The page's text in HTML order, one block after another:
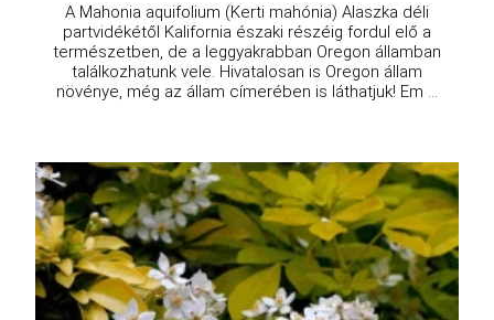
A Mahonia aquifolium (Kerti mahónia) Alaszka déli
partvidékétől Kalifornia északi részéig fordul elő a
természetben, de a leggyakrabban Oregon államban
találkozhatunk vele. Hivatalosan is Oregon állam
növénye, még az állam címerében is láthatjuk! Em ...